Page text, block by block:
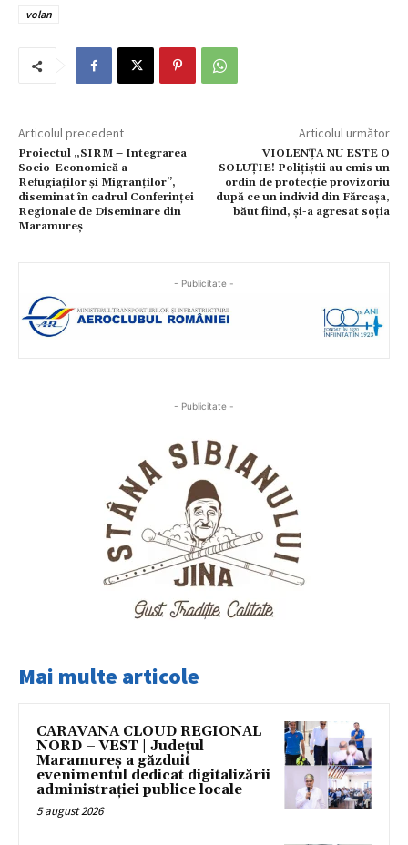
volan
Articolul precedent
Proiectul „SIRM – Integrarea
Socio-Economică a
Refugiaților și Migranților”,
diseminat în cadrul Conferinței
Regionale de Diseminare din
Maramureș
Articolul următor
VIOLENȚA NU ESTE O
SOLUȚIE! Polițiștii au emis un
ordin de protecție provizoriu
după ce un individ din Fărcașa,
băut fiind, și-a agresat soția
- Publicitate -
- Publicitate -
Mai multe articole
CARAVANA CLOUD REGIONAL
NORD – VEST | Județul
Maramureș a găzduit
evenimentul dedicat digitalizării
administrației publice locale
5 august 2026